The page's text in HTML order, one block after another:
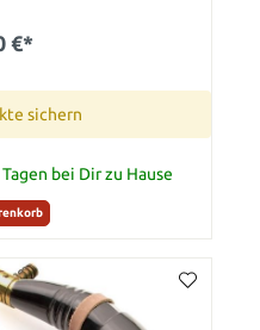
€*
sichern
bei Dir zu Hause